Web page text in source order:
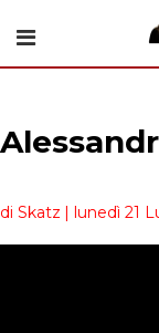
di Skatz | lunedì 21